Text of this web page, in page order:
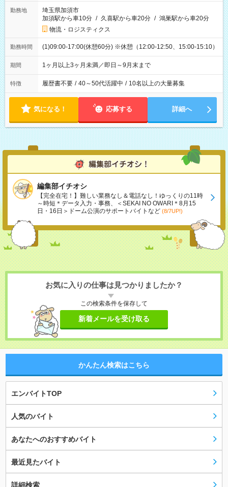
勤務地
埼玉県加須市
加須駅から車10分 / 久喜駅から車20分 / 鴻巣駅から車20分
物流・ロジスティクス
勤務時間 (1)09:00-17:00(休憩60分) ※休憩（12:00-12:50、15:00-15:10）
期間 1ヶ月以上3ヶ月未満／即日～9月末まで
特徴 履歴書不要 / 40～50代活躍中 / 10名以上の大量募集
気になる！ 応募する 詳細へ
編集部イチオシ
【完全在宅！】難しい業務なし＆電話なし！ゆっくりの11時
～時短＊データ入力・事務、＜SEKAI NO OWARI＊8月15
日・16日＞ドーム公演のサポートバイトなど (8/7UP!)
お気に入りの仕事は見つかりましたか？
この検索条件を保存して
新着メールを受け取る
かんたん検索はこちら
エンバイトTOP
人気のバイト
あなたへのおすすめバイト
最近見たバイト
詳細検索